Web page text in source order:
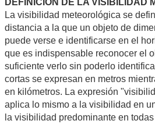
La visibilidad meteorológica se
distancia a la que un objeto de
puede verse e identificarse en el
que es indispensable reconocer el
suficiente verlo sin poderlo
cortas se expresan en metros
en kilómetros. La expresión
aplica lo mismo a la visibilidad en
la visibilidad predominante en